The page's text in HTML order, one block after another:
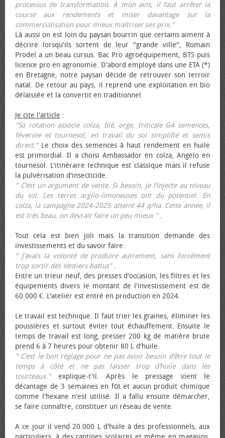
processus de transformation. À mon avis, il faut arrêter la
course aux rendements et miser davantage sur la
commercialisation pour mieux maîtriser ses prix."
Là aussi on est loin du paysan bourrin que certains aiment à
décrire lorsqu'ils sortent de leur "grande ville", Romain
Prodel a un beau cursus. Bac Pro agroéquipement, BTS puis
licence pro en agronomie. D'abord employé dans une ETA (*)
en Bretagne, notre paysan décide de retrouver son terroir
natal. De retour au pays, il reprend une exploitation en bio
délaissée et la convertit en traditionnel.
Je cite l'article :
"Sa rotation associe colza, blé, orge, triticale G4 semences,
féverole et tournesol, en travail du sol simplifié et semis
direct."Le choix des semences à haut rendement en huile
est primordial. Il a choisi Ambassador en colza, Angelo en
tournesol. L'itinéraire technique est classique mais il refuse
la pulvérisation d'insecticide.
" C’est un argument de vente. Si besoin, je l’injecte au niveau
du sol. Les terres argilo-limoneuses ont du potentiel. En
colza, la campagne 2024-2025 atteint 44 q/ha. Cette année, il
est très beau, on devrait faire un peu mieux ".
Tout cela est bien joli mais la transition demande des
investissements et du savoir faire.
" J’avais la volonté de produire autrement, sans forcément
trop sortir des sentiers battus".
Entre un trieur neuf, des presses d'occasion, les filtres et les
équipements divers le montant de l'investissement est de
60.000 €. L'atelier est entré en production en 2024.
Le travail est technique. Il faut trier les graines, éliminer les
poussières et surtout éviter tout échauffement. Ensuite le
temps de travail est long, presser 200 kg de matière brute
prend 6 à 7 heures pour obtenir 80 L d'huile.
" C’est le bon réglage pour ne pas avoir besoin d’être tout le
temps à côté et ne pas laisser trop d’huile dans les
tourteaux."explique-t'il. Après le pressage vient le
décantage de 3 semaines en fût et aucun produit chimique
comme l'hexane n'est utilisé. Il a fallu ensuite démarcher,
se faire connaître, constituer un réseau de vente.
A ce jour il vend 20.000 L d'huile à des professionnels, aux